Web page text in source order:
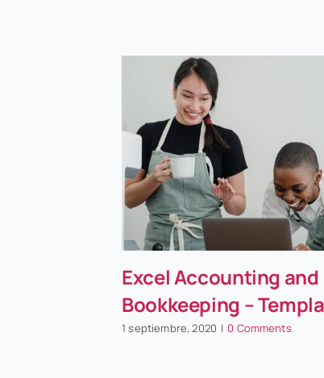
Excel Accounting and
Bookkeeping –
1 septiembre, 2020 | 0 Comments